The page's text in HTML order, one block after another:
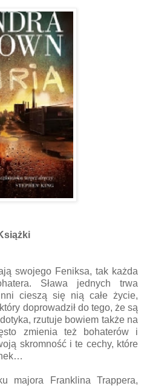
swojego Feniksa, tak każda
Sława jednych trwa
cieszą się nią całe życie,
doprowadził do tego, że są
rzutuje bowiem także na
zmienia też bohaterów i
skromność i te cechy, które
majora Franklina Trappera,